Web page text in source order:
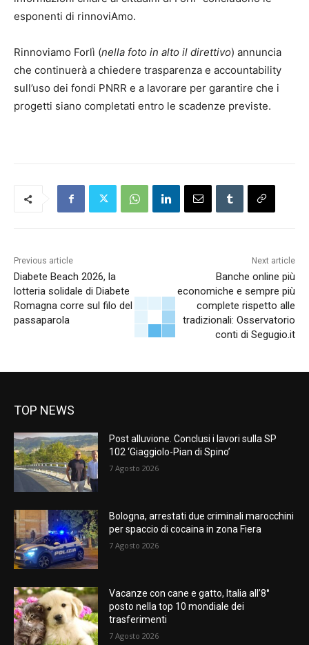
esponenti di rinnoviAmo.
Rinnoviamo Forlì (nella foto in alto il direttivo) annuncia
che continuerà a chiedere trasparenza e accountability
sull’uso dei fondi PNRR e a lavorare per garantire che i
progetti siano completati entro le scadenze previste.
Previous article
Diabete Beach 2026, la
lotteria solidale di Diabete
Romagna corre sul filo del
passaparola
Next article
Banche online più
economiche e sempre più
complete rispetto alle
tradizionali: Osservatorio
conti di Segugio.it
TOP NEWS
Post alluvione. Conclusi i lavori sulla SP
102 ‘Giaggiolo-Pian di Spino’
7 Agosto 2026
Bologna, arrestati due criminali marocchini
per spaccio di cocaina in zona Fiera
7 Agosto 2026
Vacanze con cane e gatto, Italia all’8°
posto nella top 10 mondiale dei
trasferimenti
7 Agosto 2026